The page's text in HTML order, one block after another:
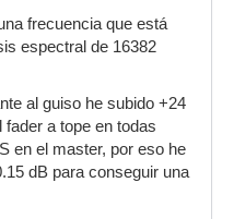
frecuencia que está
espectral de 16382
al guiso he subido +24
a tope en todas
en el master, por eso he
dB para conseguir una